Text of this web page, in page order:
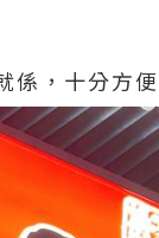
係，十分方便